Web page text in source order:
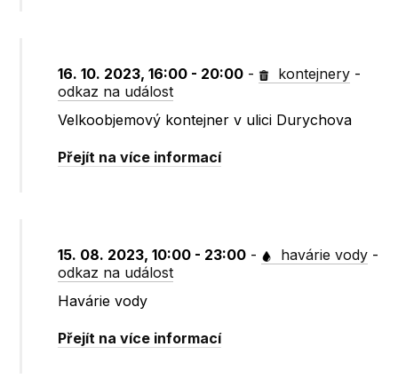
16. 10. 2023, 16:00 - 20:00 - kontejnery -
odkaz na událost
Velkoobjemový kontejner v ulici Durychova
Přejít na více informací
15. 08. 2023, 10:00 - 23:00 - havárie vody -
odkaz na událost
Havárie vody
Přejít na více informací